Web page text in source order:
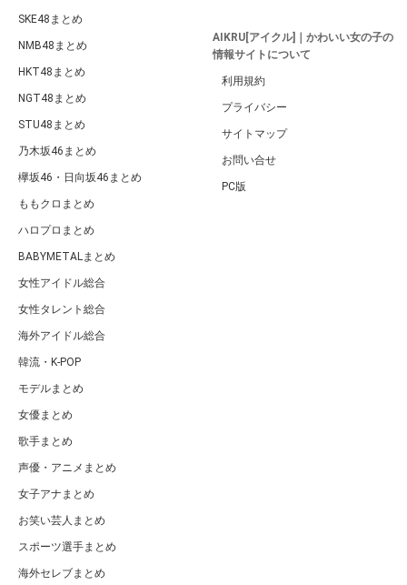
SKE48まとめ
NMB48まとめ
HKT48まとめ
NGT48まとめ
STU48まとめ
乃木坂46まとめ
欅坂46・日向坂46まとめ
ももクロまとめ
ハロプロまとめ
BABYMETALまとめ
女性アイドル総合
女性タレント総合
海外アイドル総合
韓流・K-POP
モデルまとめ
女優まとめ
歌手まとめ
声優・アニメまとめ
女子アナまとめ
お笑い芸人まとめ
スポーツ選手まとめ
海外セレブまとめ
AIKRU[アイクル]｜かわいい女の子の
情報サイトについて
利用規約
プライバシー
サイトマップ
お問い合せ
PC版